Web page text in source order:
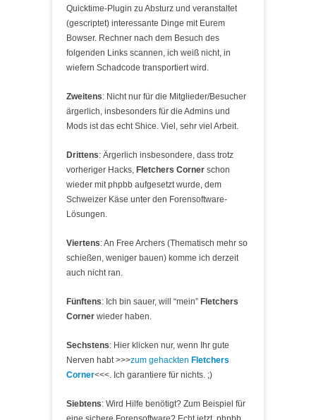
Quicktime-Plugin zu Absturz und veranstaltet
(gescriptet) interessante Dinge mit Eurem
Bowser. Rechner nach dem Besuch des
folgenden Links scannen, ich weiß nicht, in
wiefern Schadcode transportiert wird.
Zweitens: Nicht nur für die Mitglieder/Besucher
ärgerlich, insbesonders für die Admins und
Mods ist das echt Shice. Viel, sehr viel Arbeit.
Drittens: Ärgerlich insbesondere, dass trotz
vorheriger Hacks, Fletchers Corner schon
wieder mit phpbb aufgesetzt wurde, dem
Schweizer Käse unter den Forensoftware-
Lösungen.
Viertens: An Free Archers (Thematisch mehr so
schießen, weniger bauen) komme ich derzeit
auch nicht ran.
Fünftens: Ich bin sauer, will “mein” Fletchers
Corner wieder haben.
Sechstens: Hier klicken nur, wenn Ihr gute
Nerven habt >>>zum gehackten Fletchers
Corner<<<. Ich garantiere für nichts. ;)
Siebtens: Wird Hilfe benötigt? Zum Beispiel für